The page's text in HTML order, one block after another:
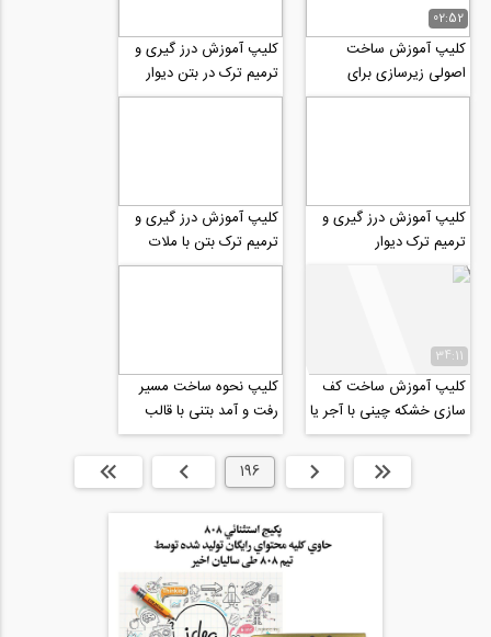
02:52
کلیپ آموزش ساخت
اصولی زیرسازی برای
شومینه و نقش های
کلیپ آموزش درز گیری و
ترمیم ترک در بتن دیوار
(راستای عمودی) با ملات
کلیپ آموزش درز گیری و
ترمیم ترک دیوار
کلیپ آموزش درز گیری و
ترمیم ترک بتن با ملات
درزگیری
34:11
کلیپ آموزش ساخت کف
سازی خشکه چینی با آجر یا
سنگ های مکعبی شکل
کلیپ نحوه ساخت مسیر
رفت و آمد بتنی با قالب
های پیش ساخته
ابتدا
قبلی 196 بعدی انتها »